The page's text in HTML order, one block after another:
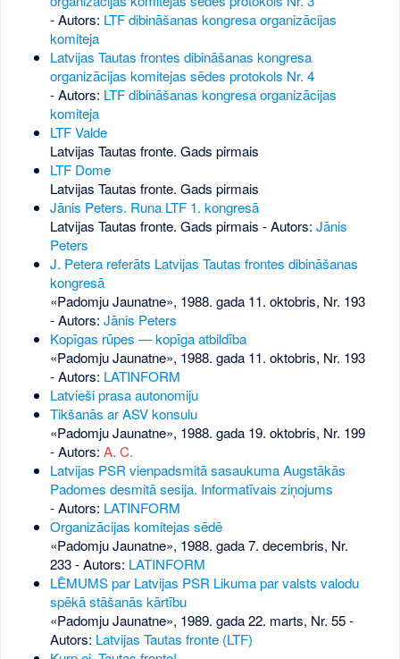
- Autors: LTF dibināšanas kongresa organizācijas
komiteja
Latvijas Tautas frontes dibināšanas kongresa
organizācijas komitejas sēdes protokols Nr. 4
- Autors: LTF dibināšanas kongresa organizācijas
komiteja
LTF Valde
Latvijas Tautas fronte. Gads pirmais
LTF Dome
Latvijas Tautas fronte. Gads pirmais
Jānis Peters. Runa LTF 1. kongresā
Latvijas Tautas fronte. Gads pirmais - Autors: Jānis
Peters
J. Petera referāts Latvijas Tautas frontes dibināšanas
kongresā
«Padomju Jaunatne», 1988. gada 11. oktobris, Nr. 193
- Autors: Jānis Peters
Kopīgas rūpes — kopīga atbildība
«Padomju Jaunatne», 1988. gada 11. oktobris, Nr. 193
- Autors: LATINFORM
Latvieši prasa autonomiju
Tikšanās ar ASV konsulu
«Padomju Jaunatne», 1988. gada 19. oktobris, Nr. 199
- Autors: A. C.
Latvijas PSR vienpadsmitā sasaukuma Augstākās
Padomes desmitā sesija. Informatīvais ziņojums
- Autors: LATINFORM
Organizācijas komitejas sēdē
«Padomju Jaunatne», 1988. gada 7. decembris, Nr.
233- Autors: LATINFORM
LĒMUMS par Latvijas PSR Likuma par valsts valodu
spēkā stāšanās kārtību
«Padomju Jaunatne», 1989. gada 22. marts, Nr. 55-
Autors: Latvijas Tautas fronte (LTF)